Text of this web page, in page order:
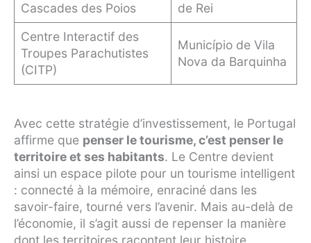
Cascades des Poios
de Rei
Centre Interactif des
Troupes Parachutistes
(CITP)
Município de Vila
Nova da Barquinha
Avec cette stratégie d’investissement, le Portugal
affirme que penser le tourisme, c’est penser le
territoire et ses habitants. Le Centre devient
ainsi un espace pilote pour un tourisme intelligent
: connecté à la mémoire, enraciné dans les
savoir-faire, tourné vers l’avenir. Mais au-delà de
l’économie, il s’agit aussi de repenser la manière
dont les territoires racontent leur histoire,